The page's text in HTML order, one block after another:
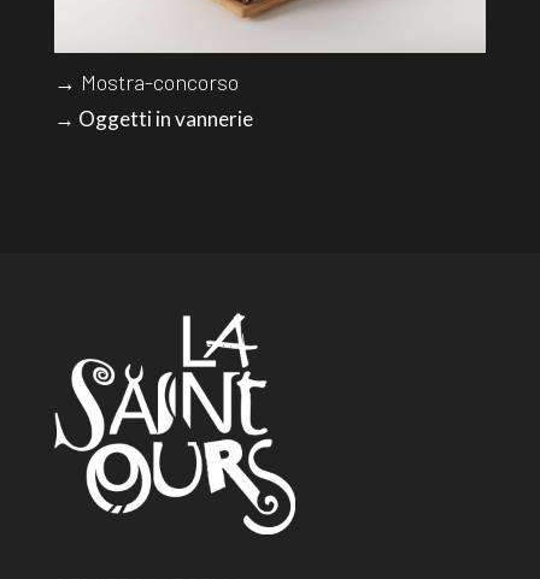
→ Mostra-concorso
→ Oggetti in vannerie